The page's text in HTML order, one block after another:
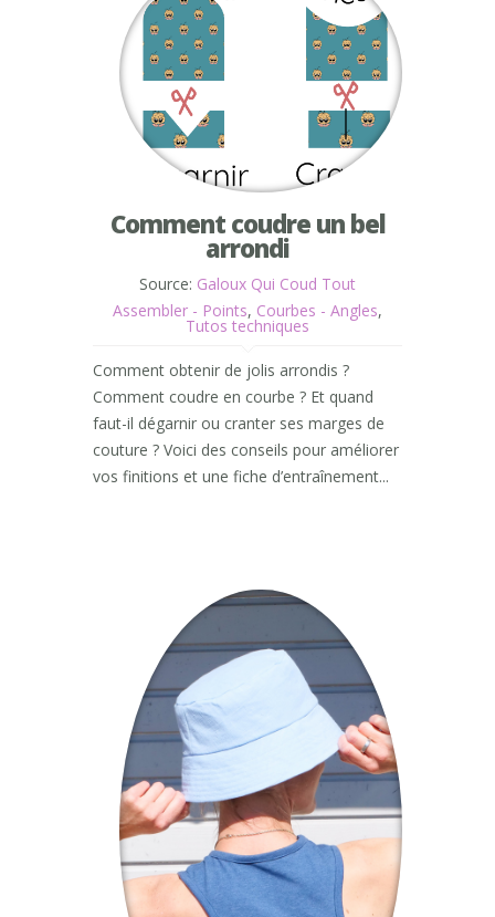
Comment coudre un bel
arrondi
Source: Galoux Qui Coud Tout
Assembler - Points, Courbes - Angles,
Tutos techniques
Comment obtenir de jolis arrondis ?
Comment coudre en courbe ? Et quand
faut-il dégarnir ou cranter ses marges de
couture ? Voici des conseils pour améliorer
vos finitions et une fiche d’entraînement...